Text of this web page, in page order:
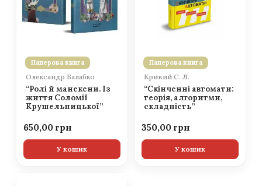
Паперова книга
Олександр Балабко
“Ролі й манекени. Із
життя Соломії
Крушельницької”
650,00
У кошик
Паперова книга
Кривий С. Л.
“Скінченні автомати:
теорія, алгоритми,
складність”
350,00
У кошик